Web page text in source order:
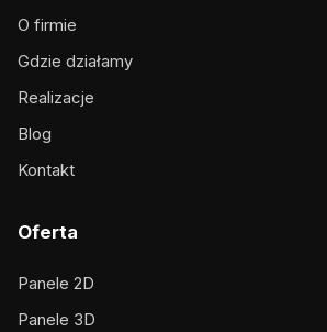
O firmie
Gdzie działamy
Realizacje
Blog
Kontakt
Oferta
Panele 2D
Panele 3D